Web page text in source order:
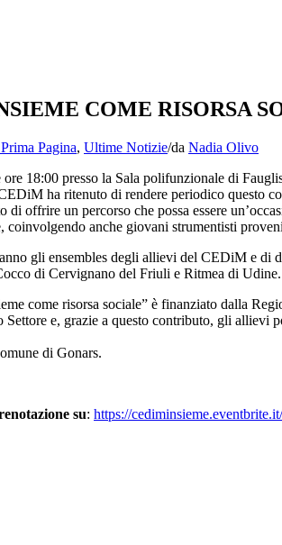
COME RISORSA
Pagina, Ultime Notizie/da Nadia Olivo
18:00 presso la Sala polifunzionale di
ha ritenuto di rendere periodico questo
di offrire un percorso che possa essere
coinvolgendo anche giovani strumentisti
gli ensembles degli allievi del CEDiM e
di Cervignano del Friuli e Ritmea di
come risorsa sociale” è finanziato dalla
Settore e, grazie a questo contributo, gli allievi
di Gonars.
su: https://cediminsieme.eventbrite.it/